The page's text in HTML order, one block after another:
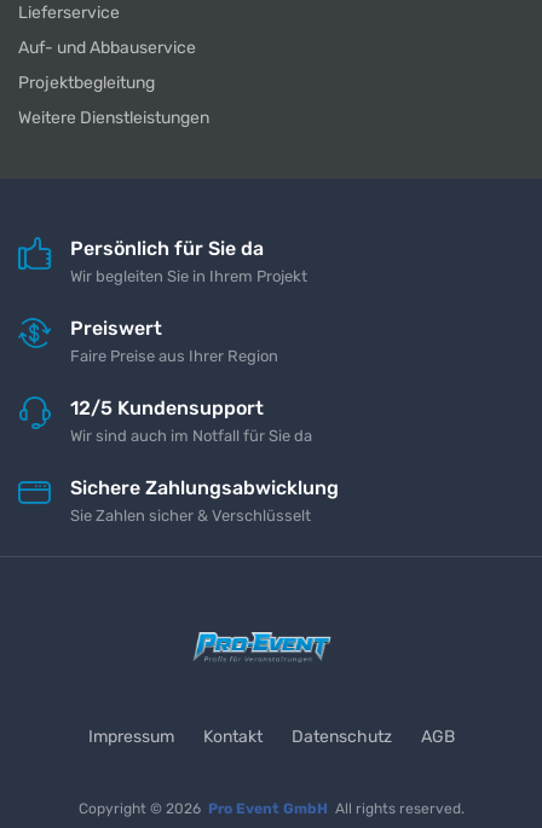
Lieferservice
Auf- und Abbauservice
Projektbegleitung
Weitere Dienstleistungen
Persönlich für Sie da
Wir begleiten Sie in Ihrem Projekt
Preiswert
Faire Preise aus Ihrer Region
12/5 Kundensupport
Wir sind auch im Notfall für Sie da
Sichere Zahlungsabwicklung
Sie Zahlen sicher & Verschlüsselt
Impressum Kontakt Datenschutz AGB
Copyright © 2026 Pro Event GmbH All rights reserved.